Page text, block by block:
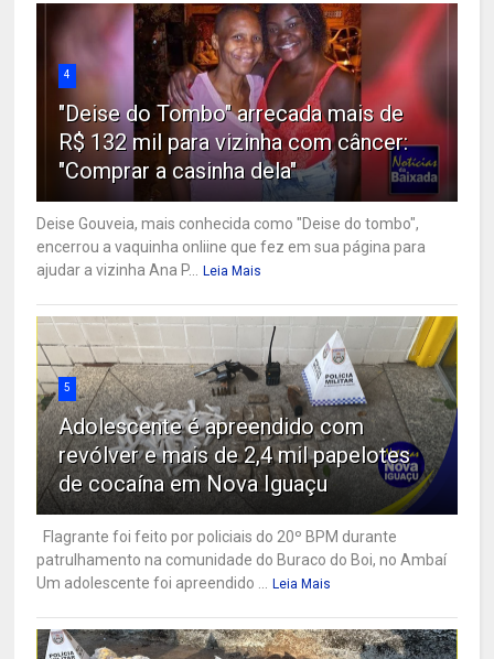
4
"Deise do Tombo" arrecada mais de
R$ 132 mil para vizinha com câncer:
"Comprar a casinha dela"
Deise Gouveia, mais conhecida como "Deise do tombo",
encerrou a vaquinha onliine que fez em sua página para
ajudar a vizinha Ana P... Leia Mais
5
Adolescente é apreendido com
revólver e mais de 2,4 mil papelotes
de cocaína em Nova Iguaçu
Flagrante foi feito por policiais do 20º BPM durante
patrulhamento na comunidade do Buraco do Boi, no Ambaí
Um adolescente foi apreendido ... Leia Mais